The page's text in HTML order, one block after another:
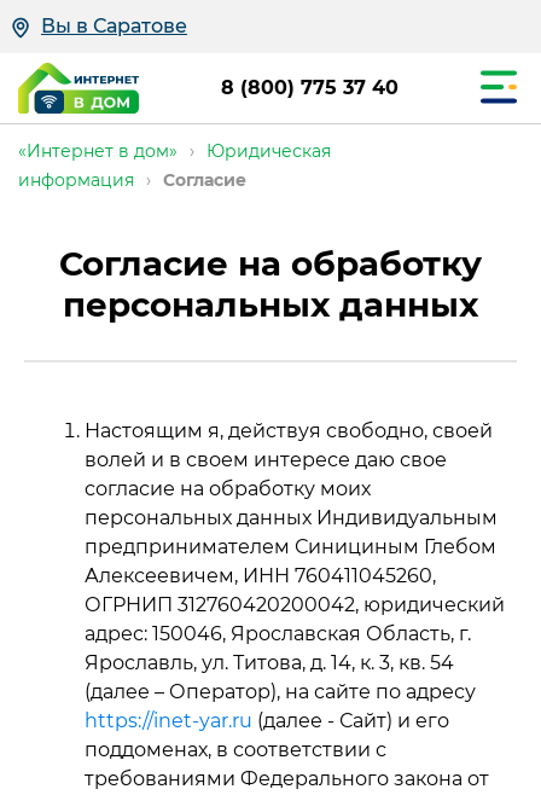
Вы в Саратове
8 (800) 775 37 40
«Интернет в дом» ›
Юридическая
информация
› Согласие
Согласие на обработку
персональных данных
партнёр
в
Саратове
Настоящим я, действуя свободно, своей
волей и в своем интересе даю свое
согласие на обработку моих
персональных данных Индивидуальным
предпринимателем Синициным Глебом
Алексеевичем, ИНН 760411045260,
ОГРНИП 312760420200042, юридический
адрес: 150046, Ярославская Область, г.
Ярославль, ул. Титова, д. 14, к. 3, кв. 54
(далее – Оператор), на сайте по адресу
https://inet-yar.ru (далее - Сайт) и его
поддоменах, в соответствии с
требованиями Федерального закона от